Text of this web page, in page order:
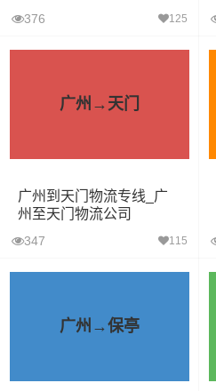
376 125
广州→天门
广州到天门物流专线_广
州至天门物流公司
347 115
广州→保亭